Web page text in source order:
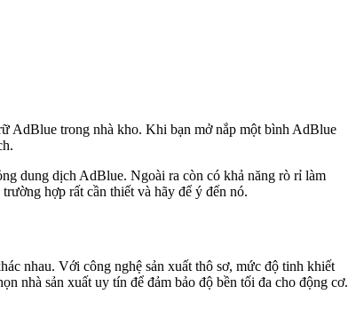
AdBlue trong nhà kho. Khi bạn mở nắp một bình AdBlue
dung dịch AdBlue. Ngoài ra còn có khả năng rò rỉ làm
hợp rất cần thiết và hãy để ý đến nó.
nhau. Với công nghệ sản xuất thô sơ, mức độ tinh khiết
nhà sản xuất uy tín để đảm bảo độ bền tối đa cho động cơ.